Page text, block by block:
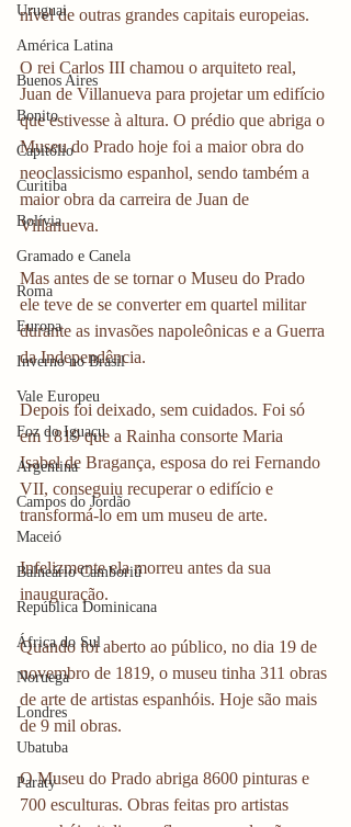
Uruguai
América Latina
Buenos Aires
Bonito
Capitólio
Curitiba
Bolívia
Gramado e Canela
Roma
Europa
Inverno no Brasil
Vale Europeu
Foz do Iguaçu
Argentina
Campos do Jordão
Maceió
Balneário Camboriú
República Dominicana
África do Sul
Noruega
Londres
Ubatuba
Paraty
nível de outras grandes capitais europeias.
O rei Carlos III chamou o arquiteto real,
Juan de Villanueva para projetar um edifício
que estivesse à altura. O prédio que abriga o
Museu do Prado hoje foi a maior obra do
neoclassicismo espanhol, sendo também a
maior obra da carreira de Juan de
Villanueva.
Mas antes de se tornar o Museu do Prado
ele teve de se converter em quartel militar
durante as invasões napoleônicas e a Guerra
da Independência.
Depois foi deixado, sem cuidados. Foi só
em 1819 que a Rainha consorte Maria
Isabel de Bragança, esposa do rei Fernando
VII, conseguiu recuperar o edifício e
transformá-lo em um museu de arte.
Infelizmente ela morreu antes da sua
inauguração.
Quando foi aberto ao público, no dia 19 de
novembro de 1819, o museu tinha 311 obras
de arte de artistas espanhóis. Hoje são mais
de 9 mil obras.
O Museu do Prado abriga 8600 pinturas e
700 esculturas. Obras feitas pro artistas